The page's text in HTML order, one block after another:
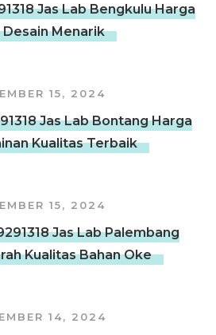
Jas Lab Bengkulu Harga
Desain Menarik
15, 2024
Jas Lab Bontang Harga
Kualitas Terbaik
15, 2024
Jas Lab Palembang
Kualitas Bahan Oke
14, 2024